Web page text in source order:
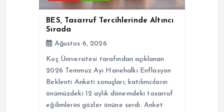
BES, Tasarruf Tercihlerinde Altıncı
Sırada
Ağustos 6, 2026
Koç Üniversitesi tarafından açıklanan
2026 Temmuz Ayı Hanehalkı Enflasyon
Beklenti Anketi sonuçları, katılımcıların
önümüzdeki 12 aylık dönemdeki tasarruf
eğilimlerini gözler önüne serdi. Anket